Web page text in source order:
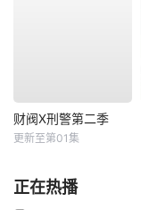
财阀X刑警第二季
更新至第01集
正在热播